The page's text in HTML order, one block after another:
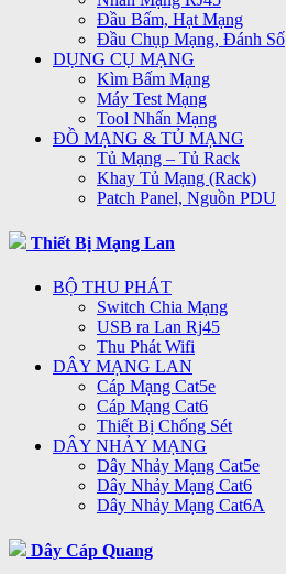
Đầu Bấm, Hạt Mạng
Đầu Chụp Mạng, Đánh Số
DỤNG CỤ MẠNG
Kìm Bấm Mạng
Máy Test Mạng
Tool Nhấn Mạng
ĐỒ MẠNG & TỦ MẠNG
Tủ Mạng – Tủ Rack
Khay Tủ Mạng (Rack)
Patch Panel, Nguồn PDU
Thiết Bị Mạng Lan
BỘ THU PHÁT
Switch Chia Mạng
USB ra Lan Rj45
Thu Phát Wifi
DÂY MẠNG LAN
Cáp Mạng Cat5e
Cáp Mạng Cat6
Thiết Bị Chống Sét
DÂY NHẢY MẠNG
Dây Nhảy Mạng Cat5e
Dây Nhảy Mạng Cat6
Dây Nhảy Mạng Cat6A
Dây Cáp Quang